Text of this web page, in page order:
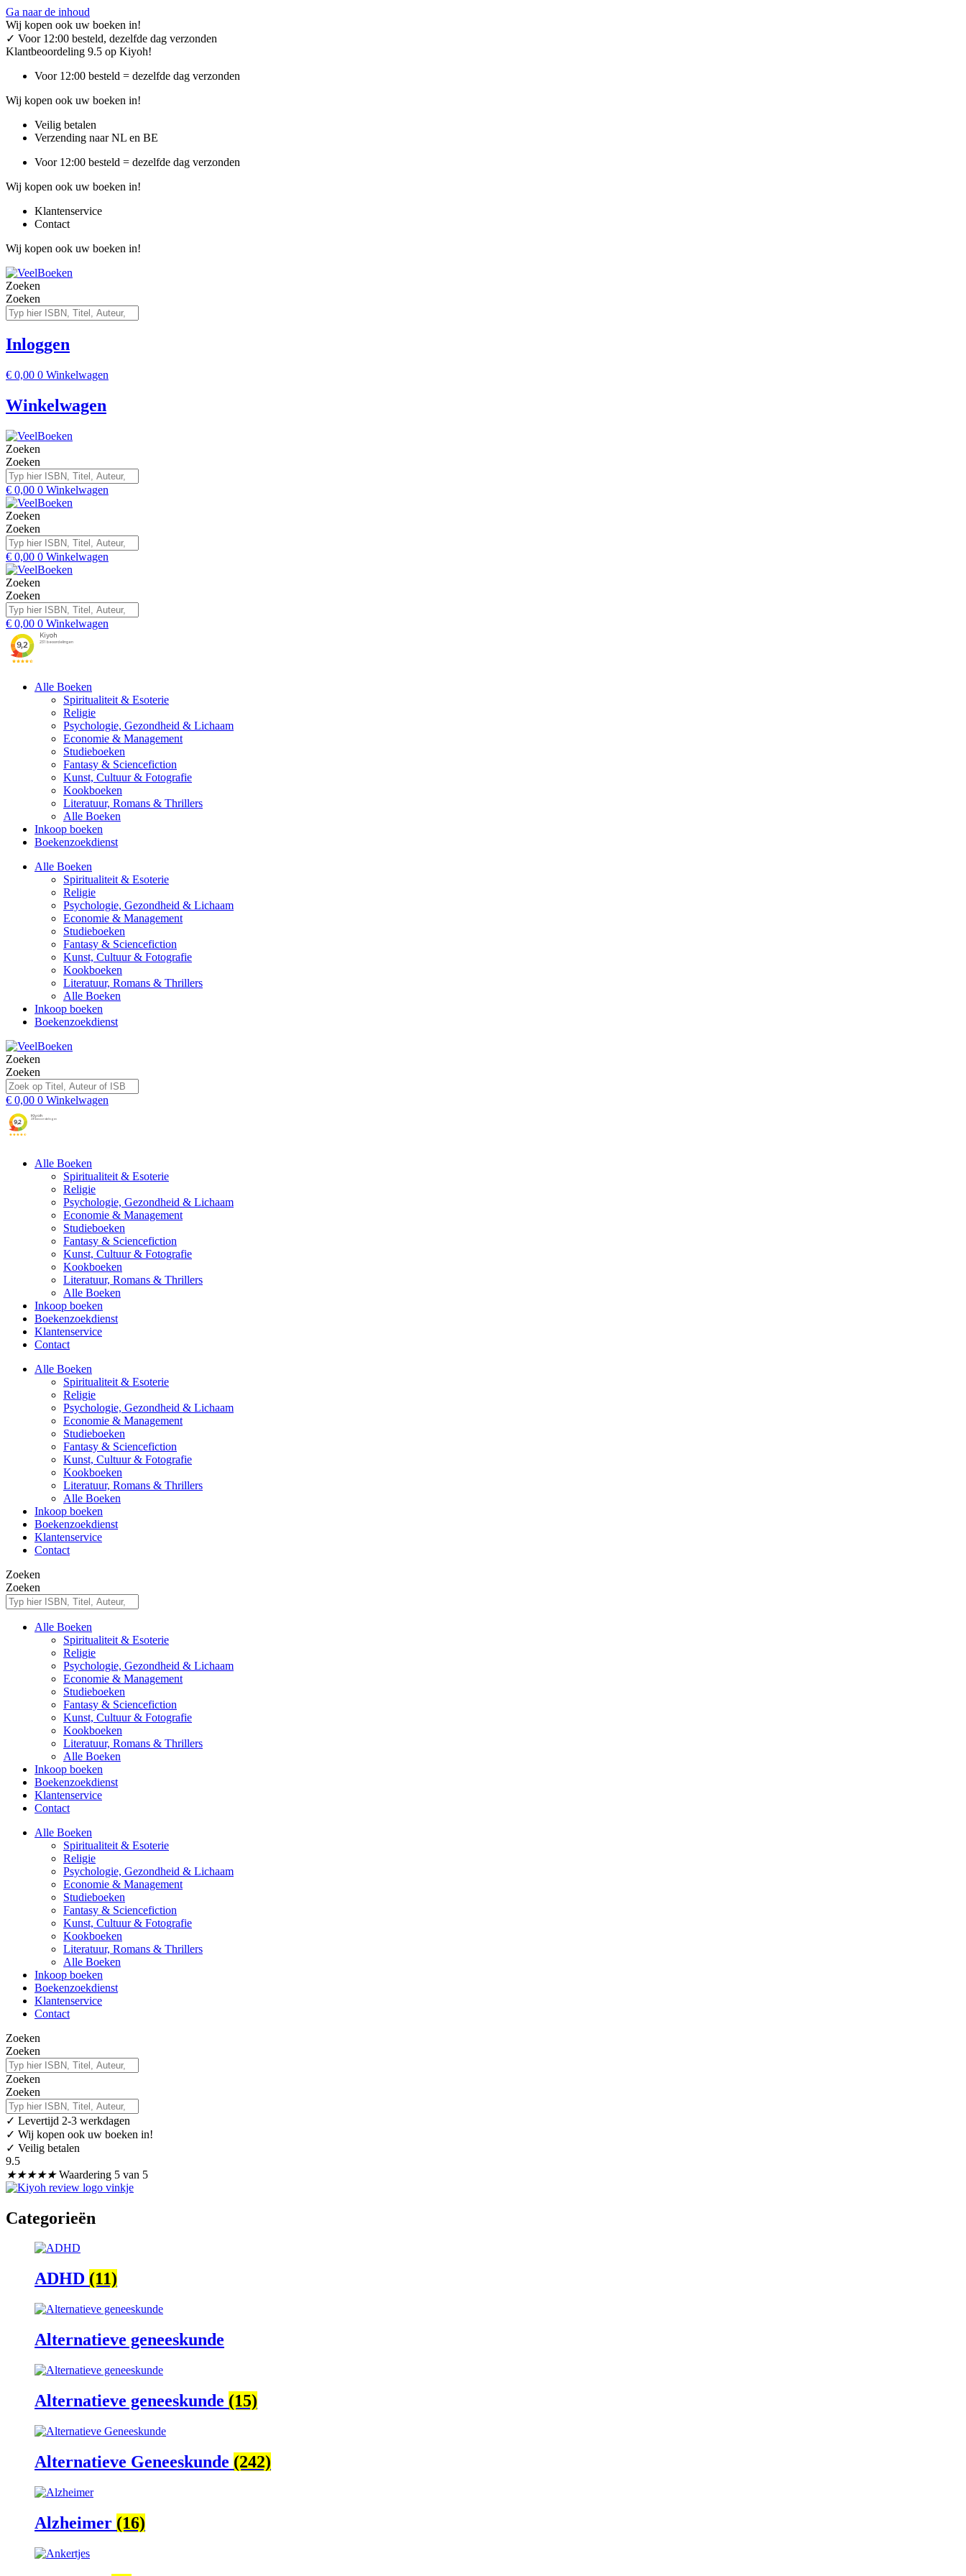
Ga naar de inhoud
Wij kopen ook uw boeken in!
✓ Voor 12:00 besteld, dezelfde dag verzonden
Klantbeoordeling 9.5 op Kiyoh!
Voor 12:00 besteld = dezelfde dag verzonden
Wij kopen ook uw boeken in!
Veilig betalen
Verzending naar NL en BE
Voor 12:00 besteld = dezelfde dag verzonden
Wij kopen ook uw boeken in!
Klantenservice
Contact
Wij kopen ook uw boeken in!
Zoeken
Zoeken
Inloggen
€ 0,00 0 Winkelwagen
Winkelwagen
Zoeken
Zoeken
€ 0,00 0 Winkelwagen
Zoeken
Zoeken
€ 0,00 0 Winkelwagen
Zoeken
Zoeken
€ 0,00 0 Winkelwagen
Alle Boeken
Spiritualiteit & Esoterie
Religie
Psychologie, Gezondheid & Lichaam
Economie & Management
Studieboeken
Fantasy & Sciencefiction
Kunst, Cultuur & Fotografie
Kookboeken
Literatuur, Romans & Thrillers
Alle Boeken
Inkoop boeken
Boekenzoekdienst
Alle Boeken
Spiritualiteit & Esoterie
Religie
Psychologie, Gezondheid & Lichaam
Economie & Management
Studieboeken
Fantasy & Sciencefiction
Kunst, Cultuur & Fotografie
Kookboeken
Literatuur, Romans & Thrillers
Alle Boeken
Inkoop boeken
Boekenzoekdienst
Zoeken
Zoeken
€ 0,00 0 Winkelwagen
Alle Boeken
Spiritualiteit & Esoterie
Religie
Psychologie, Gezondheid & Lichaam
Economie & Management
Studieboeken
Fantasy & Sciencefiction
Kunst, Cultuur & Fotografie
Kookboeken
Literatuur, Romans & Thrillers
Alle Boeken
Inkoop boeken
Boekenzoekdienst
Klantenservice
Contact
Alle Boeken
Spiritualiteit & Esoterie
Religie
Psychologie, Gezondheid & Lichaam
Economie & Management
Studieboeken
Fantasy & Sciencefiction
Kunst, Cultuur & Fotografie
Kookboeken
Literatuur, Romans & Thrillers
Alle Boeken
Inkoop boeken
Boekenzoekdienst
Klantenservice
Contact
Zoeken
Zoeken
Alle Boeken
Spiritualiteit & Esoterie
Religie
Psychologie, Gezondheid & Lichaam
Economie & Management
Studieboeken
Fantasy & Sciencefiction
Kunst, Cultuur & Fotografie
Kookboeken
Literatuur, Romans & Thrillers
Alle Boeken
Inkoop boeken
Boekenzoekdienst
Klantenservice
Contact
Alle Boeken
Spiritualiteit & Esoterie
Religie
Psychologie, Gezondheid & Lichaam
Economie & Management
Studieboeken
Fantasy & Sciencefiction
Kunst, Cultuur & Fotografie
Kookboeken
Literatuur, Romans & Thrillers
Alle Boeken
Inkoop boeken
Boekenzoekdienst
Klantenservice
Contact
Zoeken
Zoeken
Zoeken
Zoeken
✓ Levertijd 2-3 werkdagen
✓ Wij kopen ook uw boeken in!
✓ Veilig betalen
9.5
★★★★★ Waardering 5 van 5
Categorieën
ADHD (11)
Alternatieve geneeskunde
Alternatieve geneeskunde (15)
Alternatieve Geneeskunde (242)
Alzheimer (16)